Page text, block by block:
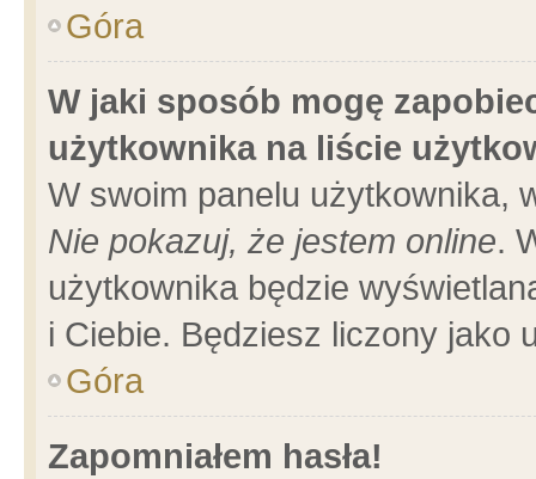
Góra
W jaki sposób mogę
użytkownika na liście
W swoim panelu użytkownika,
Nie pokazuj, że jestem online.
użytkownika będzie
i Ciebie. Będziesz liczony jako
Góra
Zapomniałem hasła!